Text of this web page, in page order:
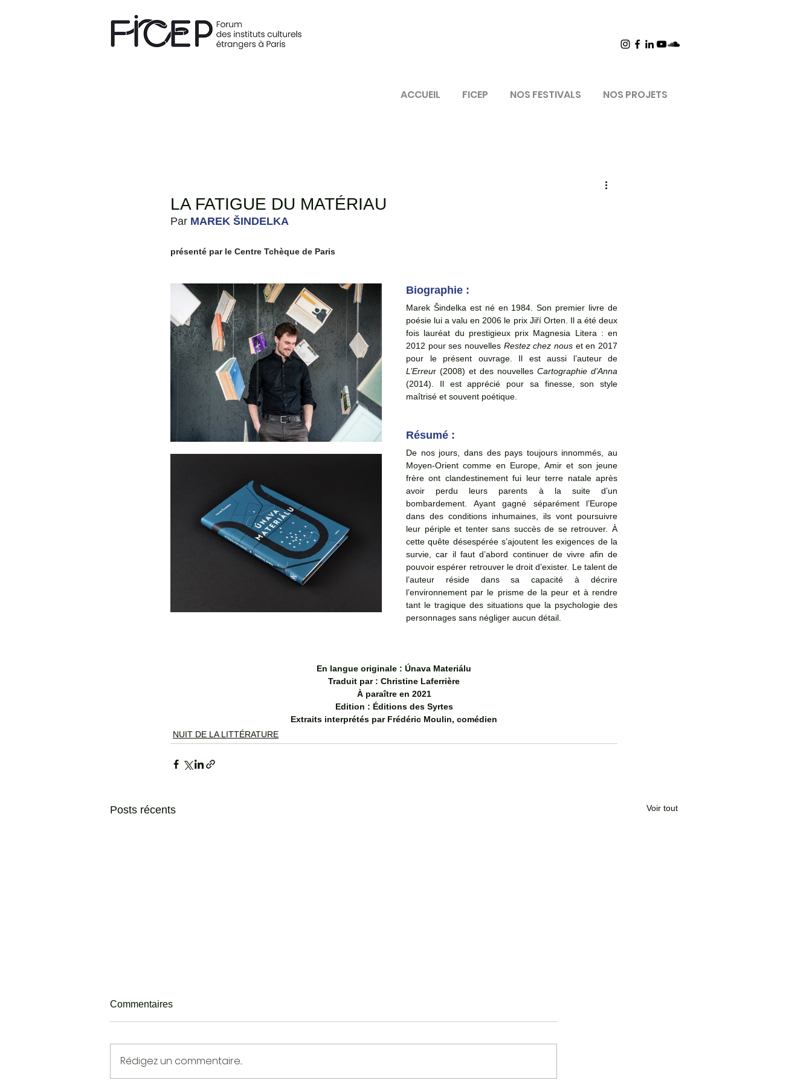
ACCUEIL FICEP NOS FESTIVALS NOS PROJETS
LA FATIGUE DU MATÉRIAU
Par MAREK ŠINDELKA
présenté par le Centre Tchèque de Paris
Biographie :
Marek Šindelka est né en 1984. Son premier livre de
poésie lui a valu en 2006 le prix Jiří Orten. Il a été deux
fois lauréat du prestigieux prix Magnesia Litera : en
2012 pour ses nouvelles Restez chez nous et en 2017
L’Erreur (2008) et des nouvelles Cartographie d’Anna
(2014). Il est apprécié pour sa finesse, son style
maîtrisé et souvent poétique.
Résumé :
De nos jours, dans des pays toujours innommés, au
Moyen-Orient comme en Europe, Amir et son jeune
frère ont clandestinement fui leur terre natale après
avoir perdu leurs parents à la suite d’un
bombardement. Ayant gagné séparément l’Europe
dans des conditions inhumaines, ils vont poursuivre
leur périple et tenter sans succès de se retrouver. À
cette quête désespérée s’ajoutent les exigences de la
survie, car il faut d’abord continuer de vivre afin de
pouvoir espérer retrouver le droit d’exister. Le talent de
l’auteur réside dans sa capacité à décrire
l’environnement par le prisme de la peur et à rendre
tant le tragique des situations que la psychologie des
personnages sans négliger aucun détail.
En langue originale : Únava Materiálu
Traduit par : Christine Laferrière
À paraître en 2021
Edition : Éditions des Syrtes
Extraits interprétés par Frédéric Moulin, comédien
NUIT DE LA LITTÉRATURE
Posts récents Voir tout
Une personne sensible
Commentaires
Rédigez un commentaire...